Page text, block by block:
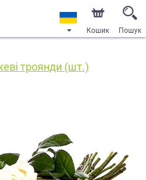
Кошик Пошук
троянди (шт.)